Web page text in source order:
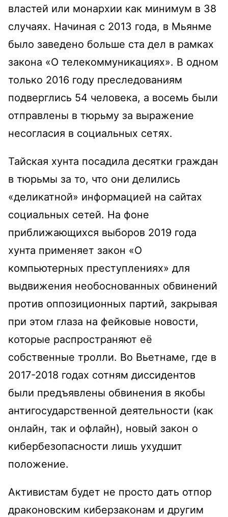
властей или монархии как минимум в 38
случаях. Начиная с 2013 года, в Мьянме
было заведено больше ста дел в рамках
закона «О телекоммуникациях». В одном
только 2016 году преследованиям
подверглись 54 человека, а восемь были
отправлены в тюрьму за выражение
несогласия в социальных сетях.
Тайская хунта посадила десятки граждан
в тюрьмы за то, что они делились
«деликатной» информацией на сайтах
социальных сетей. На фоне
приближающихся выборов 2019 года
хунта применяет закон «О
компьютерных преступлениях» для
выдвижения необоснованных обвинений
против оппозиционных партий, закрывая
при этом глаза на фейковые новости,
которые распространяют её
собственные тролли. Во Вьетнаме, где в
2017-2018 годах сотням диссидентов
были предъявлены обвинения в якобы
антигосударственной деятельности (как
онлайн, так и офлайн), новый закон о
кибербезопасности лишь ухудшит
положение.
Активистам будет не просто дать отпор
драконовским киберзаконам и другим